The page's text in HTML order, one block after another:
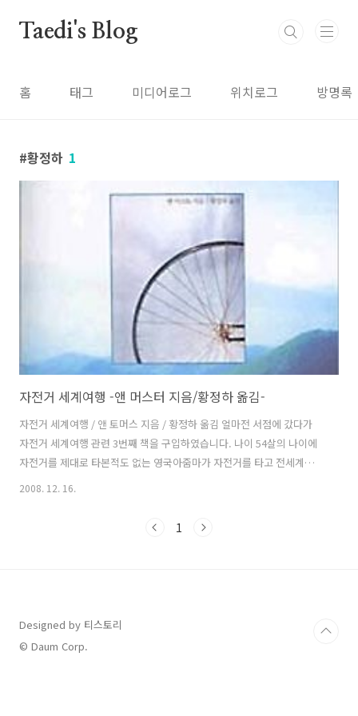
Taedi's Blog
홈 태그 미디어로그 위치로그 방명록
황정하 1
자전거 세계여행 -앤 머스터 지음/황정하 옮김-
자전거 세계여행 / 앤 토머스 지음 / 황정하 옮김 얼마전 서점에 갔다가
자전거 세계여행 관련 3번째 책을 구입하였습니다. 나이 54살의 나이에
자전거를 제대로 타본적도 없는 영국아줌마가 자전거를 타고 전세계를
여행한다는 내용의 여행기입니다. 인도에 우연히 갔다가 자전거를 타고
일의 대장정을 하게 되었습니다. 아줌마의 여행경로는 아줌마가 사는 영
2008. 12. 16.
1
Designed by 티스토리
© Daum Corp.